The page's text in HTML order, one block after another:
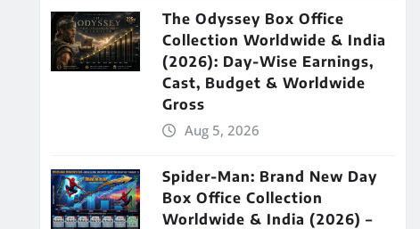
The Odyssey Box Office
Collection Worldwide & India
(2026): Day-Wise Earnings,
Cast, Budget & Worldwide
Gross
Aug 5, 2026
Spider-Man: Brand New Day
Box Office Collection
Worldwide & India (2026) –